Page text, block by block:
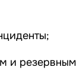
и резервным